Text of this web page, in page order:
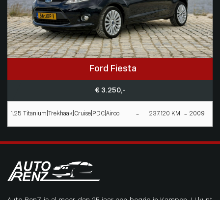
Ford Fiesta
€ 3.250,-
1.25 Titanium|Trekhaak|Cruise|PDC|Airco 237.120 KM 2009